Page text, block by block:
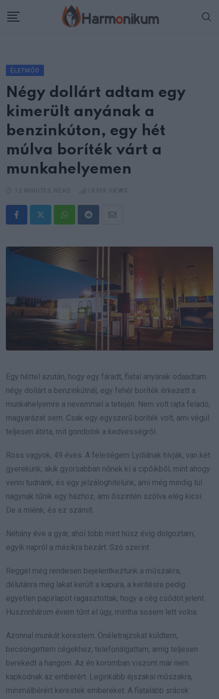
ÉLETMÓD
Négy dollárt adtam egy
kimerült anyának a
benzinkúton, egy hét
múlva boríték várt a
munkahelyemen
WhatsappRedditShare
Email
Egy héttel azután, hogy egy fáradt, fiatal anyának odaadtam
négy dollárt a benzinkútnál, egy fehér boríték érkezett a
munkahelyemre a nevemmel a tetején. Nem volt rajta feladó,
magyarázat sem. Csak egy egyszerű boríték volt, ami végül
teljesen átírta, mit gondolok a kedvességről.
Ross vagyok, 49 éves. A feleségem Lydiának hívják, van két
gyerekünk, akik gyorsabban nőnek ki a cipőikből, mint ahogy
venni tudnánk, és egy jelzáloghitelünk, ami még mindig túl
nagynak tűnik egy házhoz, ami őszintén szólva elég kicsi.
De a miénk, és ez számít.
Néhány éve a gyár, ahol több mint húsz évig dolgoztam,
egyik napról a másikra bezárt. Szó szerint.
Reggel még rendesen bejelentkeztünk a műszakra,
délutánra meg lakat került a kapura, a kerítésre pedig
egyetlen papírlapot ragasztottak, hogy a cég csődöt jelent.
Huszonhárom évem tűnt el úgy, mintha sosem lett volna.
Azonnal munkát kerestem. Önéletrajzokat küldtem,
becsöngettem cégekhez, telefonálgattam, amíg teljesen
berekedt a hangom. Az én koromban viszont már nem
kapkodnak az emberért. Leginkább éjszakai műszakra,
minimálbérért kerestek embereket. A fiatalabb srácok